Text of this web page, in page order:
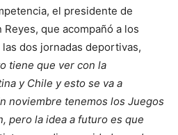
el presidente de
que acompañó a los
dos jornadas deportivas,
tiene que ver con la
y Chile y esto se va a
noviembre tenemos los Juegos
pero la idea a futuro es que